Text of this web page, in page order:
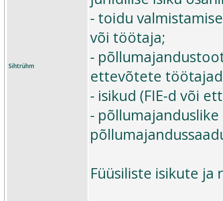
Sihtrühm
- toidu
või töötaja;
-
ettevõtete
- isikud (FIE-d või
-
Füüsiliste isikute